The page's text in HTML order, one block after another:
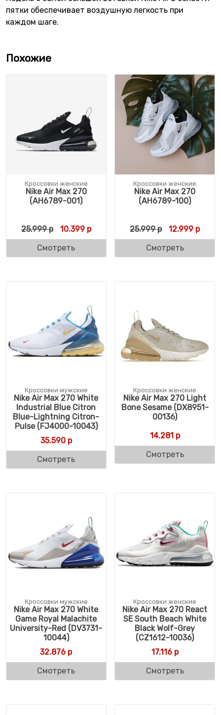
пятки обеспечивает воздушную легкость при
каждом шаге.
Похожие
Кроссовки женские
Nike Air Max 270
(AH6789-001)
25.999р Первоначальная цена составляла 25.999
10.399рТекущая цена: 10.399 р.
Смотреть
Кроссовки женские
Nike Air Max 270
(AH6789-100)
25.999р 12.999 р
Смотреть
Кроссовки мужские
Nike Air Max 270 White
Industrial Blue Citron
Blue-Lightning Citron-
Pulse (FJ4000-10043)
35.590р
Смотреть
Кроссовки женские
Nike Air Max 270 Light
Bone Sesame (DX8951-
00136)
14.281р
Смотреть
Кроссовки мужские
Nike Air Max 270 White
Game Royal Malachite
University-Red (DV3731-
10044)
32.876 р
Смотреть
Кроссовки женские
Nike Air Max 270 React
SE South Beach White
Black Wolf-Grey
(CZ1612-10036)
17.116р
Смотреть